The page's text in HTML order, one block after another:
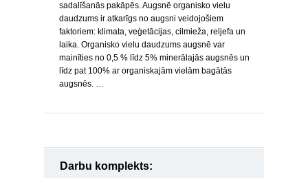
sadalīšanās pakāpēs. Augsnē organisko vielu
daudzums ir atkarīgs no augsni veidojošiem
faktoriem: klimata, veģetācijas, cilmieža, reljefa un
laika. Organisko vielu daudzums augsnē var
mainīties no 0,5 % līdz 5% minerālajās augsnēs un
līdz pat 100% ar organiskajām vielām bagātās
augsnēs. …
Darbu komplekts: